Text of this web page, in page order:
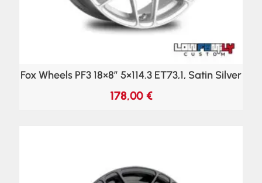
Fox Wheels PF3 18×8″ 5×114.3 ET73,1, Satin Silver
178,00 €